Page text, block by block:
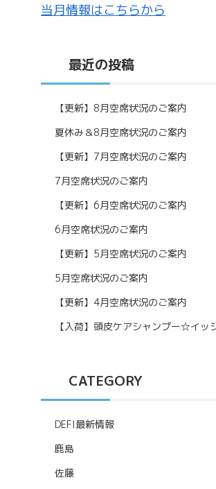
当月情報はこちらから
最近の投稿
【更新】8月空席状況のご案内
夏休み＆8月空席状況のご案内
【更新】7月空席状況のご案内
7月空席状況のご案内
【更新】6月空席状況のご案内
6月空席状況のご案内
【更新】5月空席状況のご案内
5月空席状況のご案内
【更新】4月空席状況のご案内
【入荷】頭皮ケアシャンプー☆イ
CATEGORY
DEFI最新情報
鹿島
佐藤